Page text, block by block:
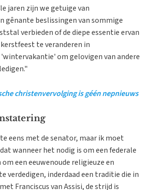
jaren zijn we getuige van
gênante beslissingen van sommige
verbieden of de diepe essentie ervan
te veranderen in
om gelovigen van andere
christenvervolging is géén nepnieuws
eens met de senator, maar ik moet
wanneer het nodig is om een federale
een eeuwenoude religieuze en
verdedigen, inderdaad een traditie die in
Franciscus van Assisi, de strijd is